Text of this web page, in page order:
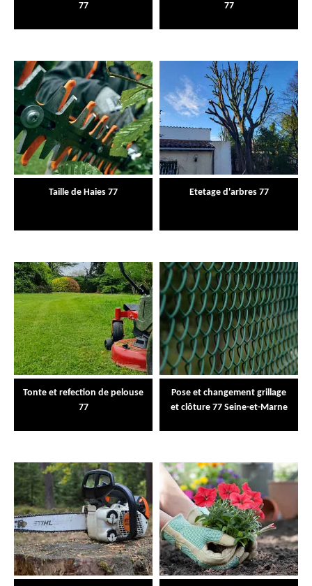
77
77
Taille de Haies 77 Etetage d'arbres 77
Tonte et refection de pelouse
77
Pose et changement grillage
et clôture 77 Seine-et-Marne